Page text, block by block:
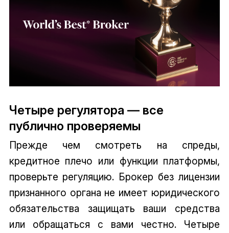
Четыре регулятора — все
публично проверяемы
Прежде чем смотреть на спреды,
кредитное плечо или функции платформы,
проверьте регуляцию. Брокер без лицензии
признанного органа не имеет юридического
обязательства защищать ваши средства
или обращаться с вами честно. Четыре